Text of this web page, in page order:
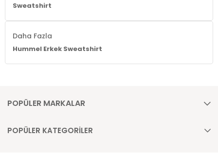
Sweatshirt
Daha Fazla
Hummel Erkek Sweatshirt
POPÜLER MARKALAR
POPÜLER KATEGORİLER